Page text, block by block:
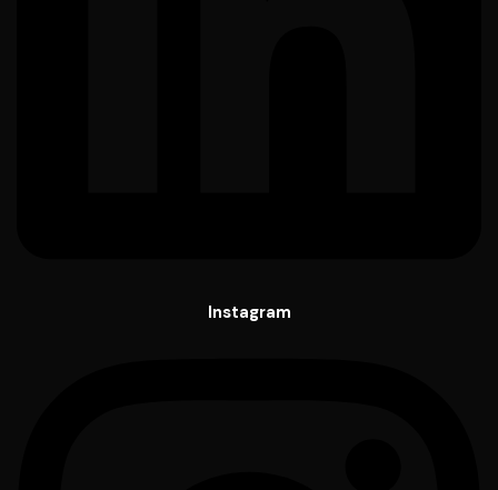
Instagram